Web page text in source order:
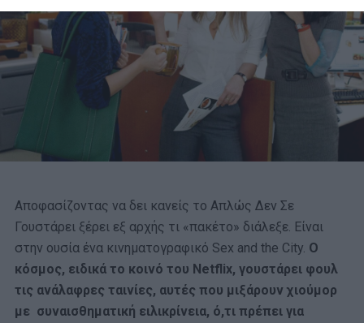
Αποφασίζοντας να δει κανείς το Απλώς Δεν Σε
Γουστάρει ξέρει εξ αρχής τι «πακέτο» διάλεξε. Είναι
στην ουσία ένα κινηματογραφικό Sex and the City. Ο
κόσμος, ειδικά το κοινό του Netflix, γουστάρει φουλ
τις ανάλαφρες ταινίες, αυτές που μιξάρουν χιούμορ
με συναισθηματική ειλικρίνεια, ό,τι πρέπει για